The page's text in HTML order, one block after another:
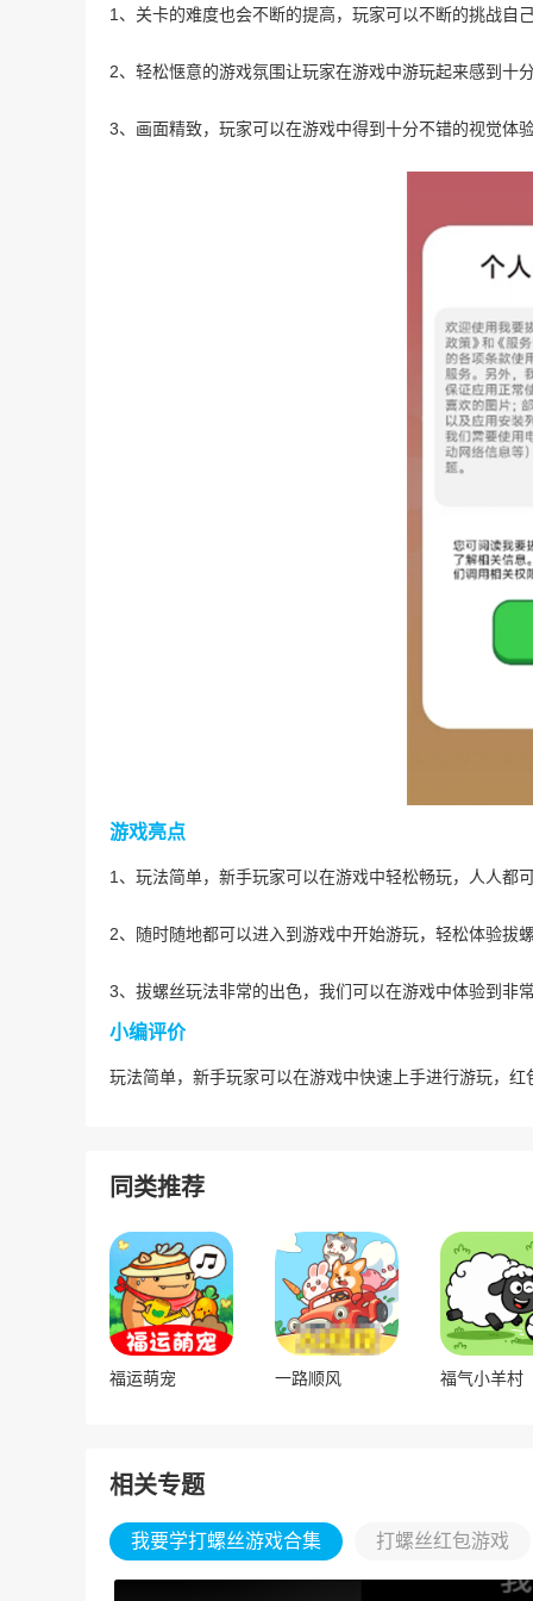
1、关卡的难度也会不断的提高，玩家可以不断的挑战自
2、轻松惬意的游戏氛围让玩家在游戏中游玩起来感到十
3、画面精致，玩家可以在游戏中得到十分不错的视觉体
游戏亮点
1、玩法简单，新手玩家可以在游戏中轻松畅玩，人人都
2、随时随地都可以进入到游戏中开始游玩，轻松体验拔
3、拔螺丝玩法非常的出色，我们可以在游戏中体验到非
小编评价
玩法简单，新手玩家可以在游戏中快速上手进行游玩，
同类推荐
福运萌宠 一路顺风 福气小羊村
相关专题
我要学打螺丝游戏合集 打螺丝红包游戏